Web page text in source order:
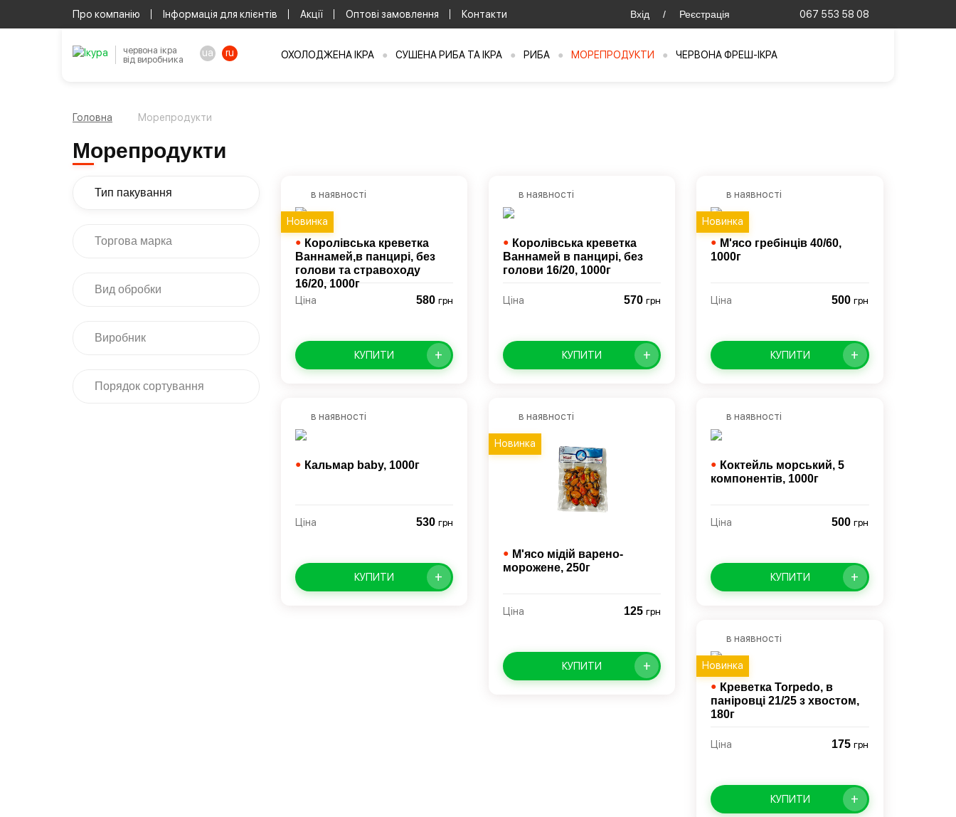
Про компанію Інформація для клієнтів Акції Оптові замовлення Контакти Вхід / Реєстрація 067 553 58 08
червона ікра
від виробника
ua ru ОХОЛОДЖЕНА ІКРА ● СУШЕНА РИБА ТА ІКРА ● РИБА ● МОРЕПРОДУКТИ ● ЧЕРВОНА ФРЕШ-ІКРА
Головна Морепродукти
Морепродукти
Тип пакування
Торгова марка
Вид обробки
Виробник
Порядок сортування
в наявності
Новинка
● Королівська креветка
Ваннамей,в панцирі, без
голови та стравоходу
16/20, 1000г
Ціна 580 грн
+
КУПИТИ
в наявності
● Королівська креветка
Ваннамей в панцирі, без
голови 16/20, 1000г
Ціна 570 грн
+
КУПИТИ
в наявності
Новинка
● М'ясо гребінців 40/60,
1000г
Ціна 500грн
+
КУПИТИ
в наявності
● Кальмар baby, 1000г
Ціна 530 грн
+
КУПИТИ
в наявності
Новинка
● М'ясо мідій варено-
морожене, 250г
Ціна 125 грн
+
КУПИТИ
в наявності
● Коктейль морський, 5
компонентів, 1000г
Ціна 500грн
+
КУПИТИ
в наявності
Новинка
● Креветка Torpedo, в
паніровці 21/25 з хвостом,
180г
Ціна 175грн
+
КУПИТИ